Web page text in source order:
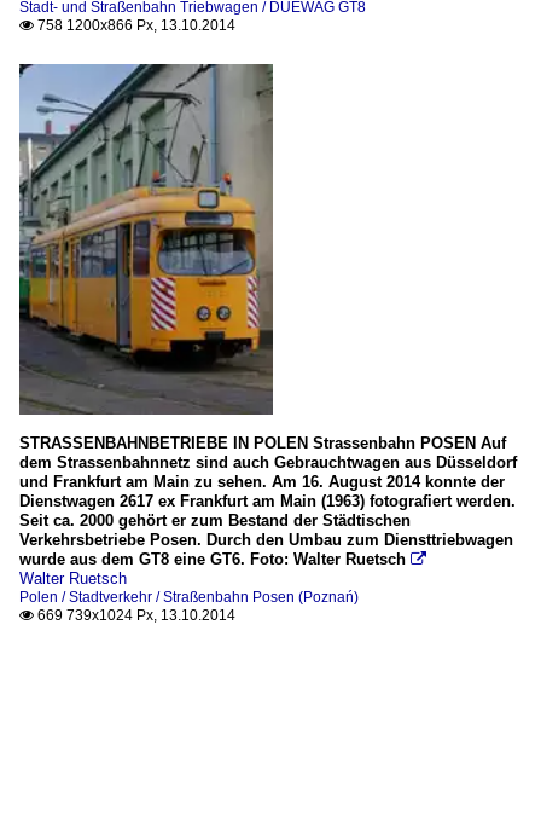
Stadt- und Straßenbahn Triebwagen / DUEWAG GT8
 758 1200x866 Px, 13.10.2014
STRASSENBAHNBETRIEBE IN POLEN Strassenbahn POSEN Auf
dem Strassenbahnnetz sind auch Gebrauchtwagen aus Düsseldorf
und Frankfurt am Main zu sehen. Am 16. August 2014 konnte der
Dienstwagen 2617 ex Frankfurt am Main (1963) fotografiert werden.
Seit ca. 2000 gehört er zum Bestand der Städtischen
Verkehrsbetriebe Posen. Durch den Umbau zum Diensttriebwagen
wurde aus dem GT8 eine GT6. Foto: Walter Ruetsch 
Walter Ruetsch
Polen / Stadtverkehr / Straßenbahn Posen (Poznań)
 669 739x1024 Px, 13.10.2014